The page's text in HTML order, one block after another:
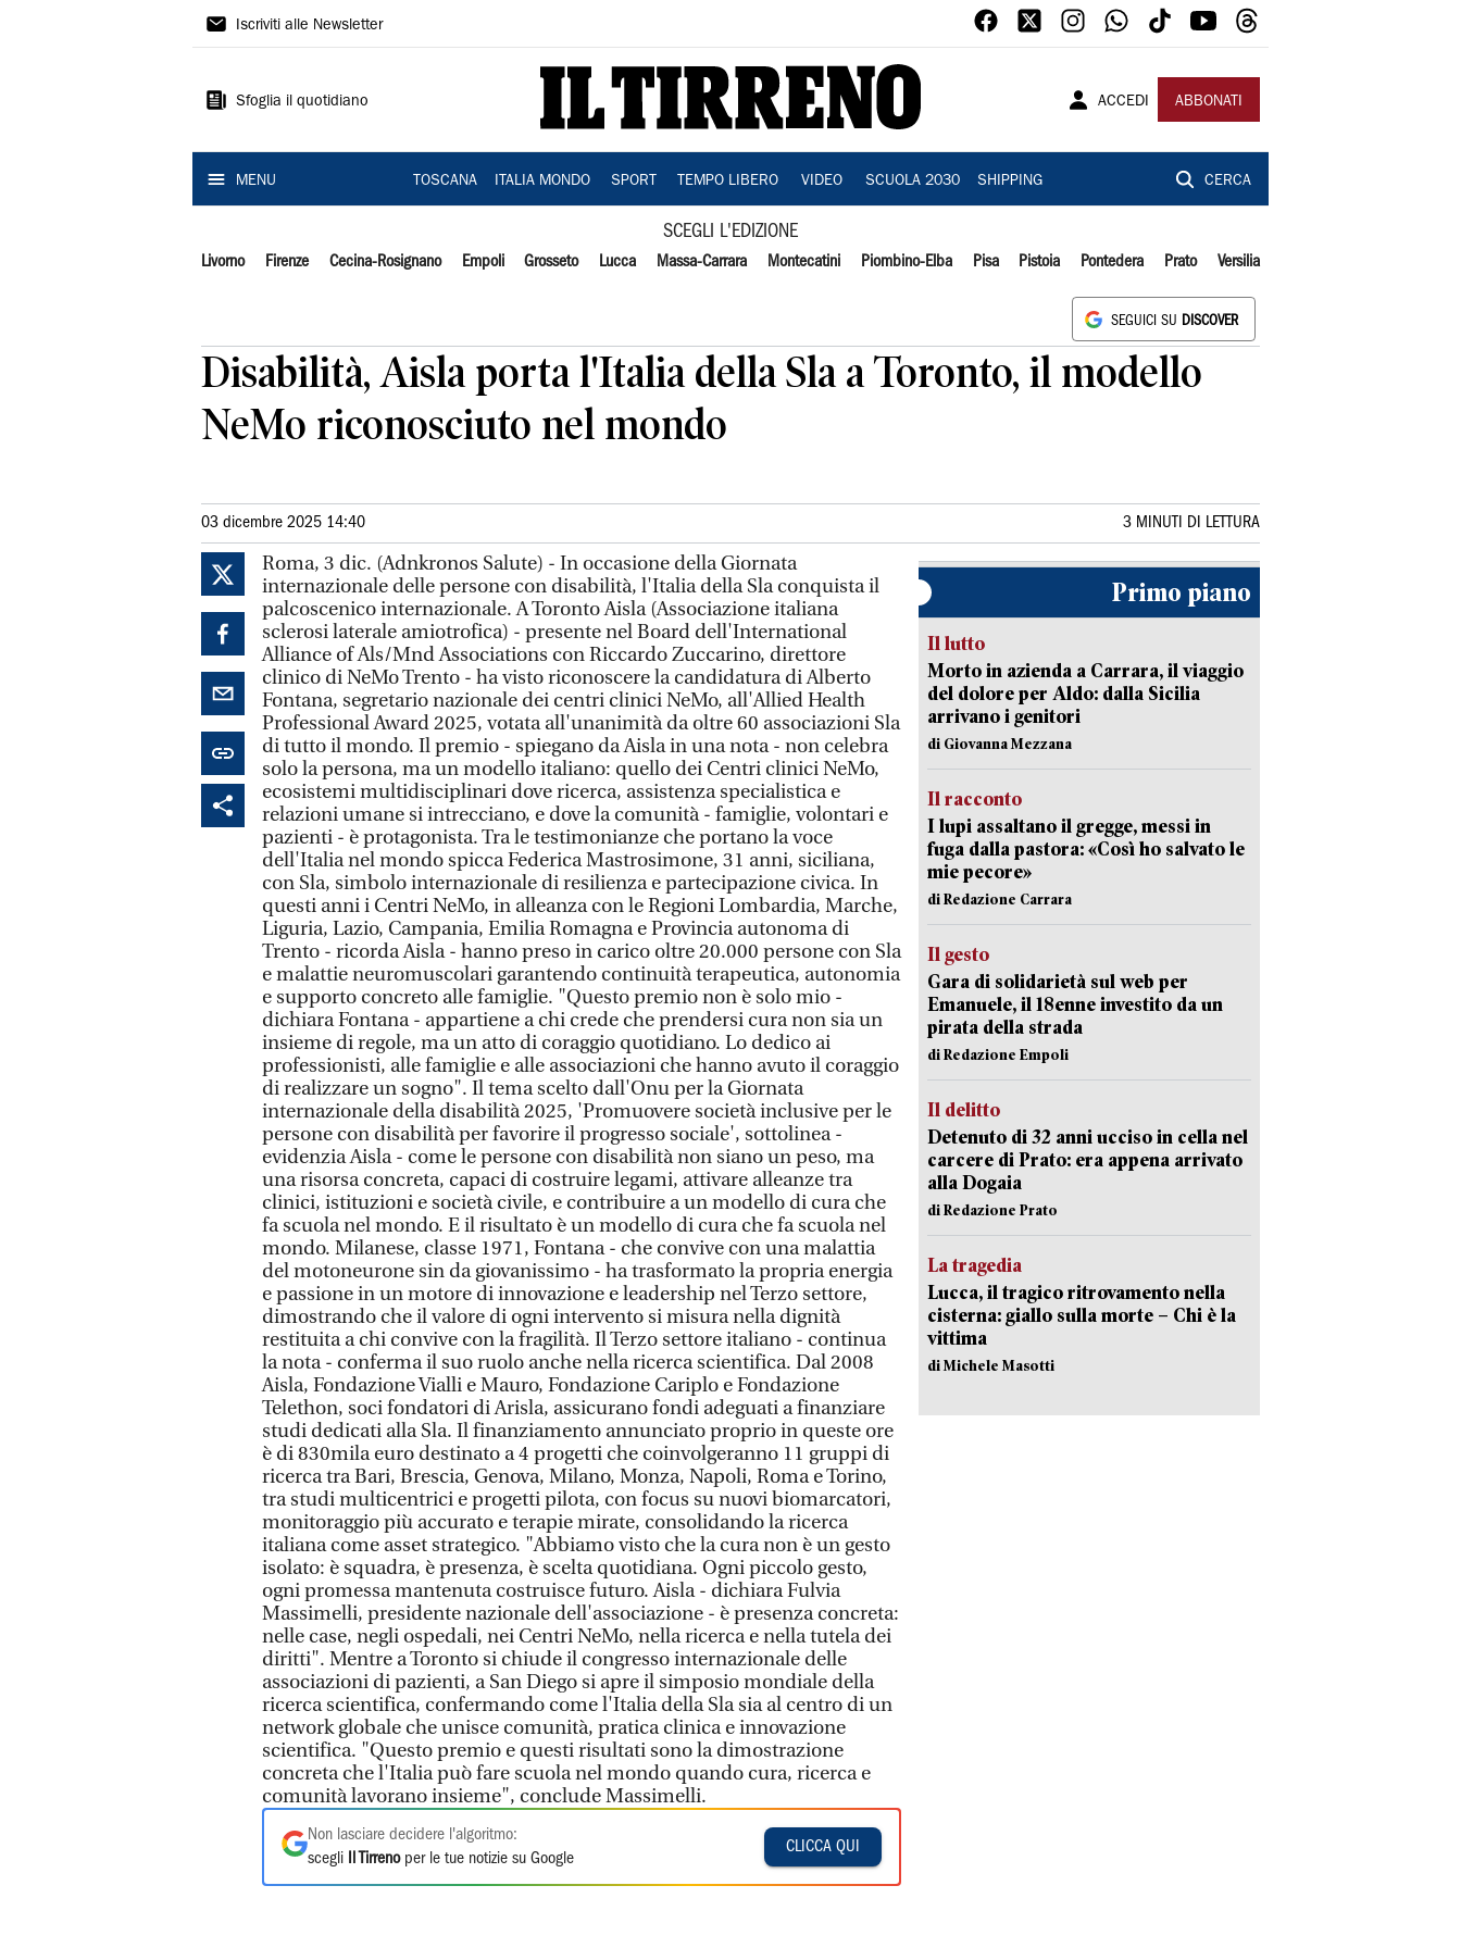
Il
Iscriviti alle Newsletter
Sfoglia il quotidiano ACCEDI ABBONATI
MENU TOSCANA ITALIA MONDO SPORT TEMPO LIBERO VIDEO SCUOLA 2030 SHIPPING CERCA
SCEGLI L'EDIZIONE
Livorno Firenze Cecina-Rosignano Empoli Grosseto Lucca Massa-Carrara Montecatini Piombino-Elba Pisa Pistoia Pontedera Prato Versilia
SEGUICI SU DISCOVER
Disabilità, Aisla porta l'Italia della Sla a Toronto, il modello
NeMo riconosciuto nel mondo
03 dicembre 2025 14:40 3 MINUTI DI LETTURA
Roma, 3 dic. (Adnkronos Salute) - In occasione della Giornata
internazionale delle persone con disabilità, l'Italia della Sla conquista il
palcoscenico internazionale. A Toronto Aisla (Associazione italiana
sclerosi laterale amiotrofica) - presente nel Board dell'International
Alliance of Als/Mnd Associations con Riccardo Zuccarino, direttore
clinico di NeMo Trento - ha visto riconoscere la candidatura di Alberto
Fontana, segretario nazionale dei centri clinici NeMo, all'Allied Health
Professional Award 2025, votata all'unanimità da oltre 60 associazioni Sla
di tutto il mondo. Il premio - spiegano da Aisla in una nota - non celebra
solo la persona, ma un modello italiano: quello dei Centri clinici NeMo,
ecosistemi multidisciplinari dove ricerca, assistenza specialistica e
relazioni umane si intrecciano, e dove la comunità - famiglie, volontari e
pazienti - è protagonista. Tra le testimonianze che portano la voce
dell'Italia nel mondo spicca Federica Mastrosimone, 31 anni, siciliana,
con Sla, simbolo internazionale di resilienza e partecipazione civica. In
questi anni i Centri NeMo, in alleanza con le Regioni Lombardia, Marche,
Liguria, Lazio, Campania, Emilia Romagna e Provincia autonoma di
Trento - ricorda Aisla - hanno preso in carico oltre 20.000 persone con Sla
e malattie neuromuscolari garantendo continuità terapeutica, autonomia
e supporto concreto alle famiglie. "Questo premio non è solo mio -
dichiara Fontana - appartiene a chi crede che prendersi cura non sia un
insieme di regole, ma un atto di coraggio quotidiano. Lo dedico ai
professionisti, alle famiglie e alle associazioni che hanno avuto il coraggio
di realizzare un sogno". Il tema scelto dall'Onu per la Giornata
internazionale della disabilità 2025, 'Promuovere società inclusive per le
persone con disabilità per favorire il progresso sociale', sottolinea -
evidenzia Aisla - come le persone con disabilità non siano un peso, ma
una risorsa concreta, capaci di costruire legami, attivare alleanze tra
clinici, istituzioni e società civile, e contribuire a un modello di cura che
fa scuola nel mondo. E il risultato è un modello di cura che fa scuola nel
mondo. Milanese, classe 1971, Fontana - che convive con una malattia
del motoneurone sin da giovanissimo - ha trasformato la propria energia
e passione in un motore di innovazione e leadership nel Terzo settore,
dimostrando che il valore di ogni intervento si misura nella dignità
restituita a chi convive con la fragilità. Il Terzo settore italiano - continua
la nota - conferma il suo ruolo anche nella ricerca scientifica. Dal 2008
Aisla, Fondazione Vialli e Mauro, Fondazione Cariplo e Fondazione
Telethon, soci fondatori di Arisla, assicurano fondi adeguati a finanziare
studi dedicati alla Sla. Il finanziamento annunciato proprio in queste ore
è di 830mila euro destinato a 4 progetti che coinvolgeranno 11 gruppi di
ricerca tra Bari, Brescia, Genova, Milano, Monza, Napoli, Roma e Torino,
tra studi multicentrici e progetti pilota, con focus su nuovi biomarcatori,
monitoraggio più accurato e terapie mirate, consolidando la ricerca
italiana come asset strategico. "Abbiamo visto che la cura non è un gesto
isolato: è squadra, è presenza, è scelta quotidiana. Ogni piccolo gesto,
ogni promessa mantenuta costruisce futuro. Aisla - dichiara Fulvia
Massimelli, presidente nazionale dell'associazione - è presenza concreta:
nelle case, negli ospedali, nei Centri NeMo, nella ricerca e nella tutela dei
diritti". Mentre a Toronto si chiude il congresso internazionale delle
associazioni di pazienti, a San Diego si apre il simposio mondiale della
ricerca scientifica, confermando come l'Italia della Sla sia al centro di un
network globale che unisce comunità, pratica clinica e innovazione
scientifica. "Questo premio e questi risultati sono la dimostrazione
concreta che l'Italia può fare scuola nel mondo quando cura, ricerca e
comunità lavorano insieme", conclude Massimelli.
Non lasciare decidere l'algoritmo:
scegli
Il Tirrenoper le tue notizie su Google
CLICCA QUI
Primo piano
Il lutto
Morto in azienda a Carrara, il viaggio
del dolore per Aldo: dalla Sicilia
arrivano i genitori
di Giovanna Mezzana
Il racconto
I lupi assaltano il gregge, messi in
fuga dalla pastora: «Così ho salvato le
mie pecore»
di Redazione Carrara
Il gesto
Gara di solidarietà sul web per
Emanuele, il 18enne investito da un
pirata della strada
di Redazione Empoli
Il delitto
Detenuto di 32 anni ucciso in cella nel
carcere di Prato: era appena arrivato
alla Dogaia
di Redazione Prato
La tragedia
Lucca, il tragico ritrovamento nella
cisterna: giallo sulla morte – Chi è la
vittima
di Michele Masotti